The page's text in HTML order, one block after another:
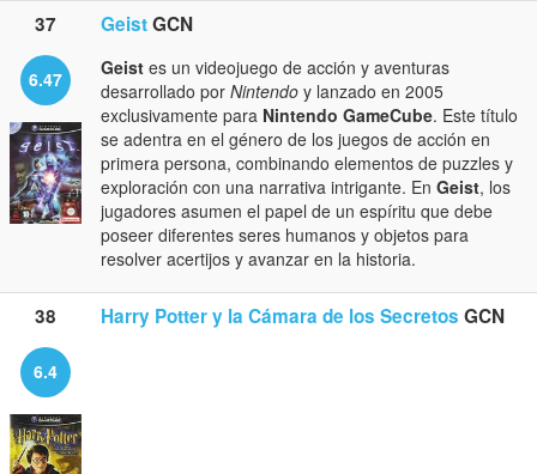
37 GeistGCN
6.47 Geist es un videojuego de acción y aventuras
desarrollado por Nintendo y lanzado en 2005
exclusivamente para Nintendo GameCube. Este título
se adentra en el género de los juegos de acción en
primera persona, combinando elementos de puzzles y
exploración con una narrativa intrigante. En Geist, los
jugadores asumen el papel de un espíritu que debe
poseer diferentes seres humanos y objetos para
resolver acertijos y avanzar en la historia.
38 Harry Potter y la Cámara de los Secretos GCN
6.4